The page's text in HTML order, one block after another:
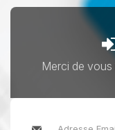
Merci de vous